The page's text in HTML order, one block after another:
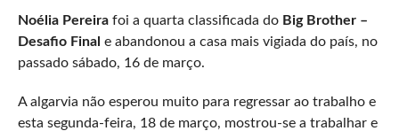
Noélia Pereirafoi a quarta classificada doBig Brother –
Desafio Final e abandonou a casa mais vigiada do país, no
passado sábado, 16 de março.
A algarvia não esperou muito para regressar ao trabalho e
esta segunda-feira, 18 de março, mostrou-se a trabalhar e